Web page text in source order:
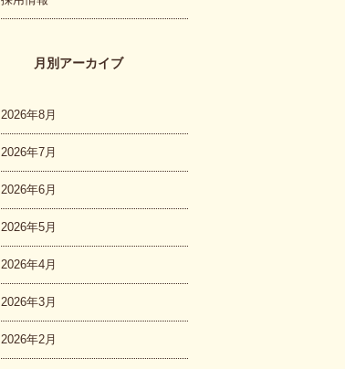
月別アーカイブ
2026年8月
2026年7月
2026年6月
2026年5月
2026年4月
2026年3月
2026年2月